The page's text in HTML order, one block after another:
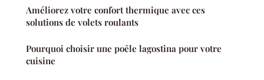
Améliorez votre confort thermique avec ces
solutions de volets roulants
Pourquoi choisir une poêle lagostina pour votre
cuisine